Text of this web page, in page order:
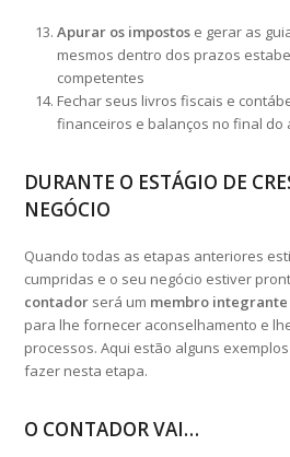
Apurar os impostos e gerar as
mesmos dentro dos prazos
competentes
Fechar seus livros fiscais e
financeiros e balanços no final do
DURANTE O ESTÁGIO DE
NEGÓCIO
Quando todas as etapas anteriores
cumpridas e o seu negócio estiver
contador será um membro
para lhe fornecer aconselhamento e
processos. Aqui estão alguns
fazer nesta etapa.
O CONTADOR VAI…